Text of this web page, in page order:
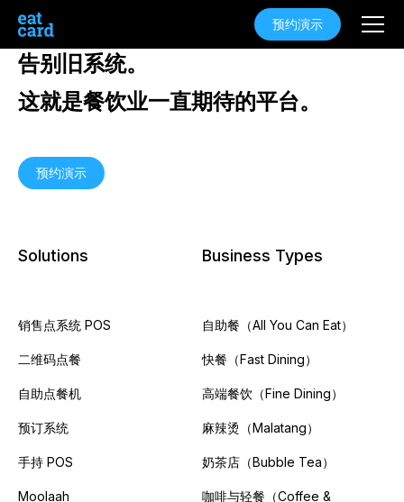
预约演示
告别旧系统。
这就是餐饮业一直期待的平台。
预约演示
Solutions
销售点系统 POS
二维码点餐
自助点餐机
预订系统
手持 POS
Moolaah
Business Types
自助餐（All You Can Eat）
快餐（Fast Dining）
高端餐饮（Fine Dining）
麻辣烫（Malatang）
奶茶店（Bubble Tea）
咖啡与轻餐（Coffee &